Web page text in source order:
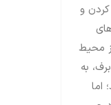
کردن و
محیط
به